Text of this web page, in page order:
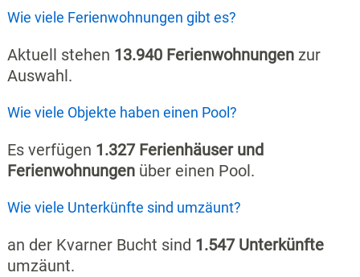
Wie viele Ferienwohnungen gibt es?
Aktuell stehen 13.940 Ferienwohnungen zur
Auswahl.
Wie viele Objekte haben einen Pool?
Es verfügen 1.327 Ferienhäuser und
Ferienwohnungen über einen Pool.
Wie viele Unterkünfte sind umzäunt?
an der Kvarner Bucht sind 1.547 Unterkünfte
umzäunt.